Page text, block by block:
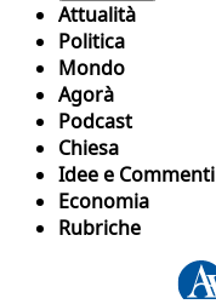
Attualità
Politica
Mondo
Agorà
Podcast
Chiesa
Idee e Commenti
Economia
Rubriche